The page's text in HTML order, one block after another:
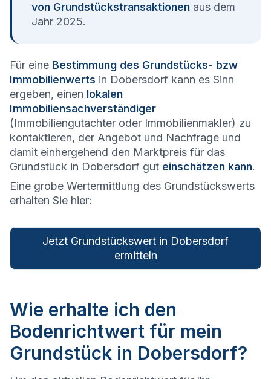
von Grundstückstransaktionen aus dem
Jahr 2025.
Für eine Bestimmung des Grundstücks- bzw
Immobilienwerts in Dobersdorf kann es Sinn
ergeben, einen lokalen
Immobiliensachverständiger
(Immobiliengutachter oder Immobilienmakler) zu
kontaktieren, der Angebot und Nachfrage und
damit einhergehend den Marktpreis für das
Grundstück in Dobersdorf gut einschätzen kann.
Eine grobe Wertermittlung des Grundstückswerts
erhalten Sie hier:
Jetzt Grundstückswert in Dobersdorf
ermitteln
Wie erhalte ich den
Bodenrichtwert für mein
Grundstück in Dobersdorf?